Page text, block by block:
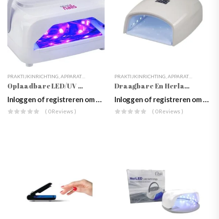
PRAKTIJKINRICHTING APPARATUUR LED LAMPEN
Oplaadbare LED/UV Lamp
Inloggen of registreren om prijzen te zien
( 0 Reviews )
PRAKTIJKINRICHTING APPARATUUR
Draagbare En Herlaadbare LED/UV-Uithardingslamp
Inloggen of registreren om prijzen te zien
( 0 Reviews )